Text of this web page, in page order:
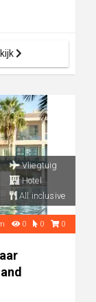
Vliegtuig
Hotel
All inclusive
0 0 0